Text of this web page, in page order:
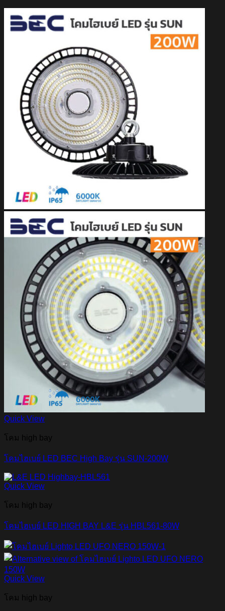
Quick View
โคม high bay
โคมไฮเบย์ LED BEC High Bay รุ่น SUN-200W
Quick View
โคม high bay
โคมไฮเบย์ LED HIGH BAY L&E รุ่น HBL561-80W
Quick View
โคม high bay